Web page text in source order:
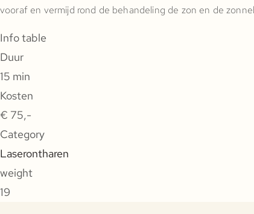
vooraf en vermijd rond de behandeling de zon en de
Info table
Duur
15 min
Kosten
€ 75,-
Category
Laserontharen
weight
19